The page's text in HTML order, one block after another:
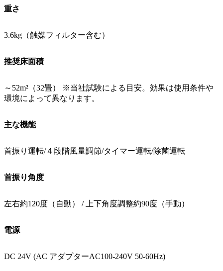
重さ
3.6kg（触媒フィルター含む）
推奨床面積
～52m²（32畳） ※当社試験による目安。効果は使用条件や
環境によって異なります。
主な機能
首振り運転/４段階風量調節/タイマー運転/除菌運転
首振り角度
左右約120度（自動） / 上下角度調整約90度（手動）
電源
DC 24V (AC アダプターAC100-240V 50-60Hz)